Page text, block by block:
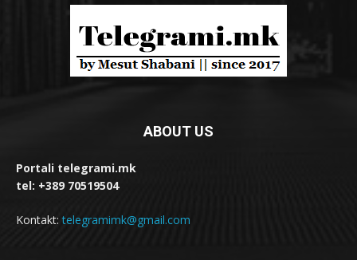
ABOUT US
Portali telegrami.mk
tel: +389 70519504
Kontakt:telegramimk@gmail.com